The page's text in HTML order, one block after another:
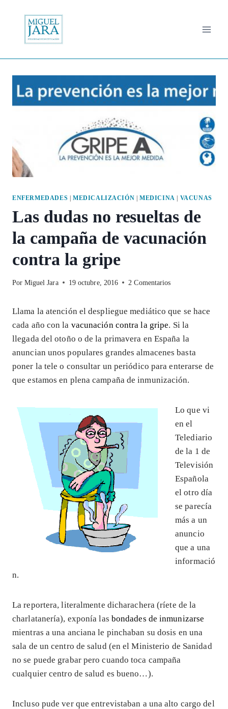
contenido
ENFERMEDADES MEDICALIZACIÓN |MEDICINA VACUNAS
Las dudas no resueltas de
la campaña de vacunación
contra la gripe
Por Miguel Jara 19 octubre, 2016 2 Comentarios
Llama la atención el despliegue mediático que se hace
cada año con la vacunación contra la gripe. Si la
llegada del otoño o de la primavera en España la
anuncian unos populares grandes almacenes basta
poner la tele o consultar un periódico para enterarse de
que estamos en plena campaña de inmunización.
Lo que vi
en el
Telediario
de la 1 de
Televisión
Española
el otro día
se parecía
más a un
anuncio
que a una
informació
n.
La reportera, literalmente dicharachera (ríete de la
charlatanería), exponía las bondades de inmunizarse
mientras a una anciana le pinchaban su dosis en una
sala de un centro de salud (en el Ministerio de Sanidad
no se puede grabar pero cuando toca campaña
cualquier centro de salud es bueno…).
Incluso pude ver que entrevistaban a una alto cargo del